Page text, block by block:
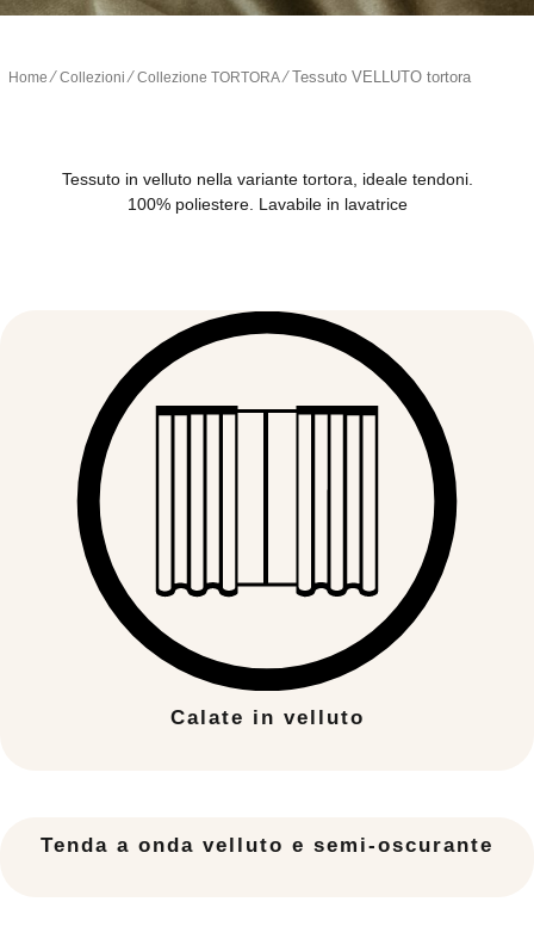
Home∕Collezioni∕Collezione TORTORA∕Tessuto VELLUTO tortora
Tessuto in velluto nella variante tortora, ideale tendoni.
100% poliestere. Lavabile in lavatrice
Calate in velluto
Tenda a onda velluto e semi-oscurante